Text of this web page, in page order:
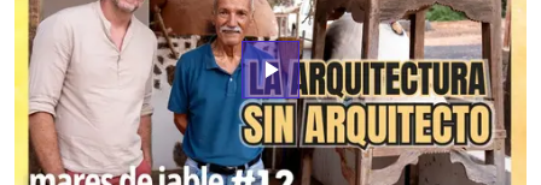
play_arrow